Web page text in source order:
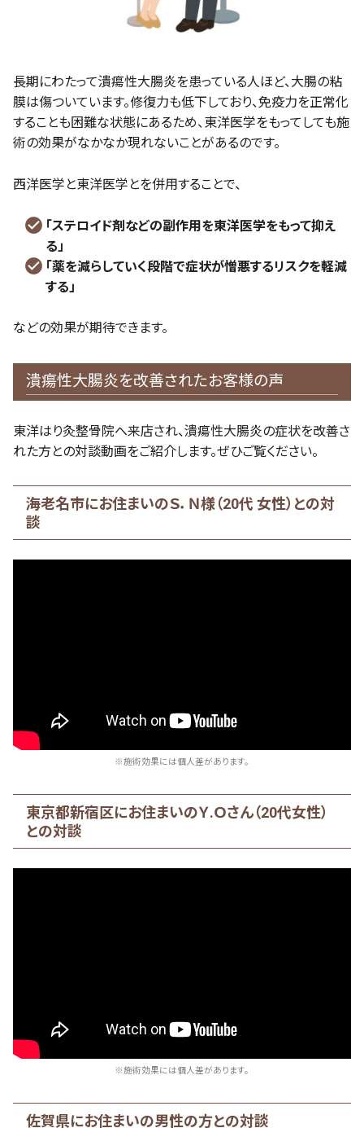
長期にわたって潰瘍性大腸炎を患っている人ほど、大腸の粘
膜は傷ついています。修復力も低下しており、免疫力を正常化
することも困難な状態にあるため、東洋医学をもってしても施
術の効果がなかなか現れないことがあるのです。
西洋医学と東洋医学とを併用することで、
「ステロイド剤などの副作用を東洋医学をもって抑え
る」
「薬を減らしていく段階で症状が憎悪するリスクを軽減
する」
などの効果が期待できます。
潰瘍性大腸炎を改善されたお客様の声
東洋はり灸整骨院へ来店され、潰瘍性大腸炎の症状を改善さ
れた方との対談動画をご紹介します。ぜひご覧ください。
海老名市にお住まいのＳ．Ｎ様（20代 女性）との対
談
※施術効果には個人差があります。
東京都新宿区にお住まいのＹ.Ｏさん（20代女性）
との対談
※施術効果には個人差があります。
佐賀県にお住まいの男性の方との対談